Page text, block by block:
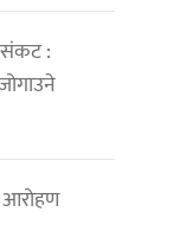
संकट :
आरोहण